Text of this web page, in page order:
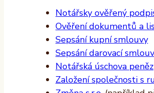
Notářsky ověřený
Ověření dokumentů a
Sepsání kupní smlouvy
Sepsání darovací
Notářská úschova peněz
Založení společnosti s